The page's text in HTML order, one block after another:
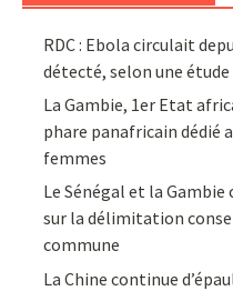
RDC : Ebola circulait
détecté, selon une étude
La Gambie, 1er Etat
phare panafricain dédié
femmes
Le Sénégal et la
sur la délimitation
commune
La Chine continue